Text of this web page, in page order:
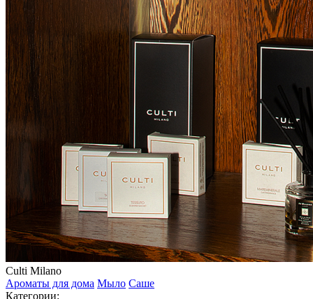
Culti Milano
Ароматы для дома Мыло Саше
Категории: